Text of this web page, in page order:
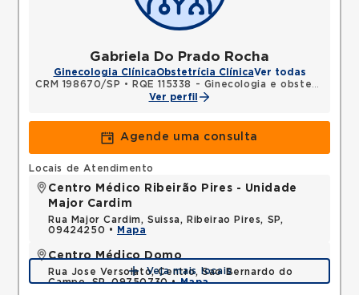
Gabriela Do Prado Rocha
Ginecologia ClínicaObstetrícia ClínicaVer todas
CRM 198670/SP •
RQE 115338 - Ginecologia e obstetrícia
Ver perfil
Agende uma consulta
Locais de Atendimento
Centro Médico Ribeirão Pires - Unidade
Major Cardim
Rua Major Cardim, Suissa, Ribeirao Pires, SP,
09424250 •
Mapa
Centro Médico Domo
Rua Jose Versolato, Centro, Sao Bernardo do
Campo, SP, 09750730 •Mapa
Veja mais locais